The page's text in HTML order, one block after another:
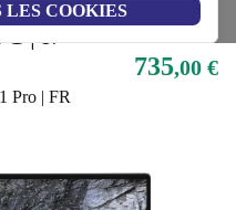
LES COOKIES
1 | i7-
Pro | FR
735,00 €